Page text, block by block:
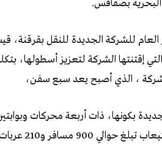
البحرية بصفاقس.
العام للشركة الجديدة للنقل بقرقنة،
، الذي أصبح يعد سبع سفن،
18 متر،